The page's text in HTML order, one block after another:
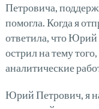
Петровича,
помогла. Когда я
ответила, что Юрий
острил на тему
аналитические
Юрий Петрович, я